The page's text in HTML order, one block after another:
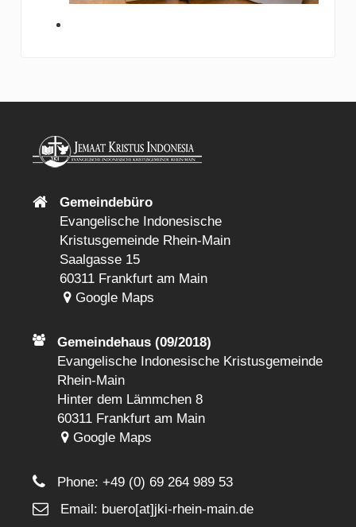
Gemeindebüro
Evangelische Indonesische
Kristusgemeinde Rhein-Main
Saalgasse 15
60311 Frankfurt am Main
Google Maps
Gemeindehaus (09/2018)
Evangelische Indonesische Kristusgemeinde
Rhein-Main
Hinter dem Lämmchen 8
60311 Frankfurt am Main
Google Maps
Phone:+49 (0) 69 264 989 53
Email: buero[at]jki-rhein-main.de